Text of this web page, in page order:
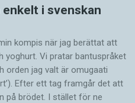
i svenskan
kompis när jag berättat att
Vi pratar bantuspråket
orden jag valt är omugaati
Efter ett tag framgår det att
på brödet. I stället för ne